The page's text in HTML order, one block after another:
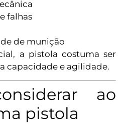
falhas
de munição
a pistola costuma ser
capacidade e agilidade.
ao
pistola